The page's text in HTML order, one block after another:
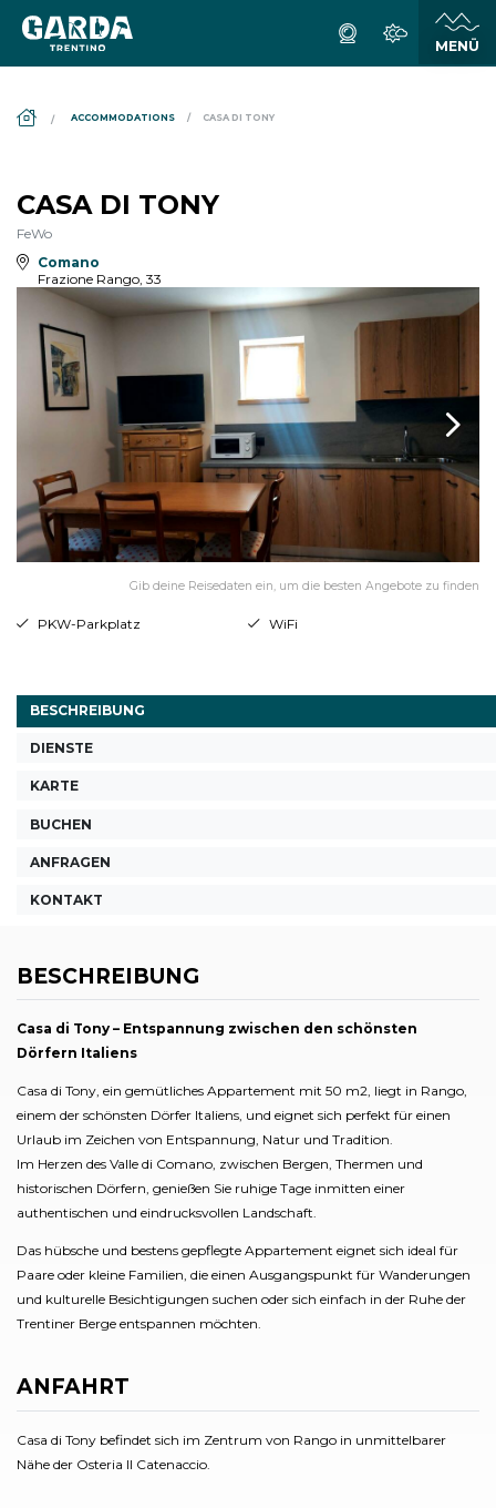
ACCOMMODATIONS CASA DI TONY
CASA DI TONY
FeWo
Comano
Frazione Rango, 33
Gib deine Reisedaten ein, um die besten Angebote zu finden
PKW-Parkplatz WiFi
BESCHREIBUNG
DIENSTE
KARTE
BUCHEN
ANFRAGEN
KONTAKT
BESCHREIBUNG
Casa di Tony – Entspannung zwischen den schönsten
Dörfern Italiens
Casa di Tony, ein gemütliches Appartement mit 50 m2, liegt in Rango,
einem der schönsten Dörfer Italiens, und eignet sich perfekt für einen
Urlaub im Zeichen von Entspannung, Natur und Tradition.
Im Herzen des Valle di Comano, zwischen Bergen, Thermen und
historischen Dörfern, genießen Sie ruhige Tage inmitten einer
authentischen und eindrucksvollen Landschaft.
Das hübsche und bestens gepflegte Appartement eignet sich ideal für
Paare oder kleine Familien, die einen Ausgangspunkt für Wanderungen
und kulturelle Besichtigungen suchen oder sich einfach in der Ruhe der
Trentiner Berge entspannen möchten.
ANFAHRT
Casa di Tony befindet sich im Zentrum von Rango in unmittelbarer
Nähe der Osteria Il Catenaccio.